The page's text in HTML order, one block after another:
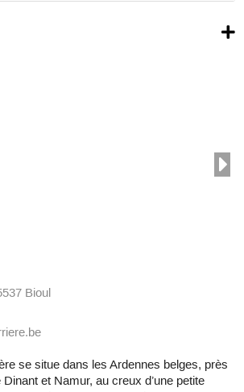
Bioul
se situe dans les Ardennes belges, près
et Namur, au creux d’une petite